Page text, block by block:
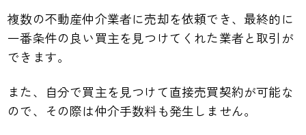
複数の不動産仲介業者に売却を依頼でき、最終的に
一番条件の良い買主を見つけてくれた業者と取引が
できます。
また、自分で買主を見つけて直接売買契約が可能な
ので、その際は仲介手数料も発生しません。